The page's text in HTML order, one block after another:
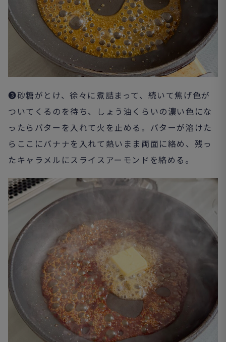
❸砂糖がとけ、徐々に煮詰まって、続いて焦げ色が
ついてくるのを待ち、しょう油くらいの濃い色にな
ったらバターを入れて火を止める。バターが溶けた
らここにバナナを入れて熱いまま両面に絡め、残っ
たキャラメルにスライスアーモンドを絡める。